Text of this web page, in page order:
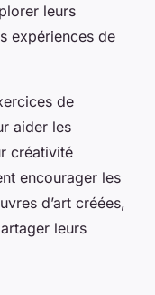
leurs
expériences de
de
aider les
créativité
encourager les
d’art créées,
leurs